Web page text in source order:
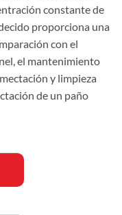
constante de
proporciona una
con el
el mantenimiento
y limpieza
de un paño